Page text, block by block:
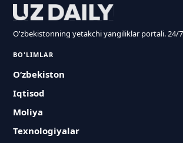
O'zbekistonning yetakchi yangiliklar portali. 24/
BO'LIMLAR
O‘zbekiston
Iqtisod
Moliya
Texnologiyalar